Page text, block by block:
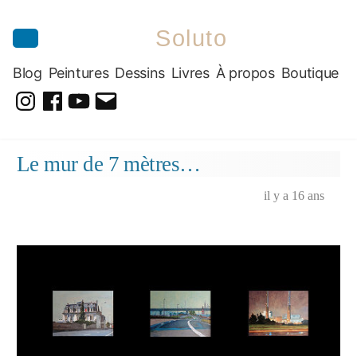
Soluto
Blog Peintures Dessins Livres À propos Boutique
Dessins
Le mur de 7 mètres…
il y a 16 ans